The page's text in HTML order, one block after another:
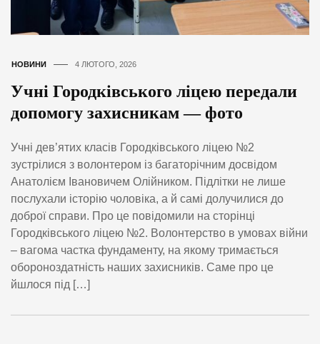
НОВИНИ 4 ЛЮТОГО, 2026
Учні Городківського ліцею передали
допомогу захисникам — фото
Учні дев’ятих класів Городківського ліцею №2
зустрілися з волонтером із багаторічним досвідом
Анатолієм Івановичем Олійником. Підлітки не лише
послухали історію чоловіка, а й самі долучилися до
доброї справи. Про це повідомили на сторінці
Городківського ліцею №2. Волонтерство в умовах війни
– вагома частка фундаменту, на якому тримається
обороноздатність наших захисників. Саме про це
йшлося під […]